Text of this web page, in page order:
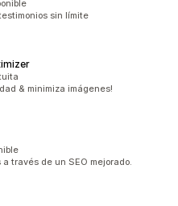
sin límite
& minimiza imágenes!
través de un SEO mejorado.